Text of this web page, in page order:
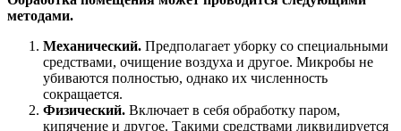
методами.
Механический. Предполагает уборку со специальными
средствами, очищение воздуха и другое. Микробы не
убиваются полностью, однако их численность
сокращается.
Физический. Включает в себя обработку паром,
кипячение и другое. Такими средствами ликвидируется